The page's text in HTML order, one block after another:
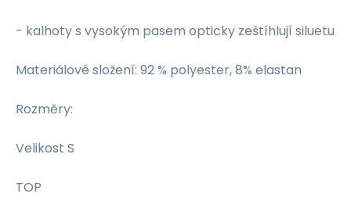
- kalhoty s vysokým pasem opticky zeštíhlují siluetu
Materiálové složení: 92 % polyester, 8% elastan
Rozměry:
Velikost S
TOP